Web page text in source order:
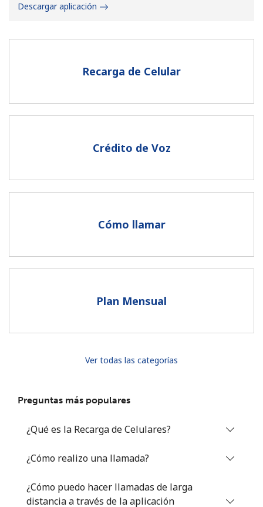
Un caracter especial
Al abrir una cuenta en este sitio web, estoy de acuerdo con
Recarga de Celular
Crédito de Voz
Cómo llamar
Plan Mensual
Ver todas las categorías
Preguntas más populares
¿Qué es la Recarga de Celulares?
¿Cómo realizo una llamada?
¿Cómo puedo hacer llamadas de larga
distancia a través de la aplicación
Descargar aplicación